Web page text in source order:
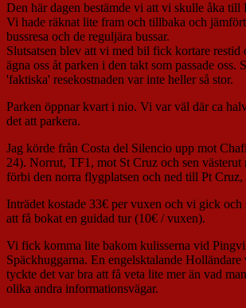
Den här dagen bestämde vi att vi skulle åka
Vi hade räknat lite fram och tillbaka och
bussresa och de reguljära bussar.
Slutsatsen blev att vi med bil fick kortare restid
ägna oss åt parken i den takt som passade oss.
'faktiska' resekostnaden var inte heller så stor.
Parken öppnar kvart i nio. Vi var väl där ca
det att parkera.
Jag körde från Costa del Silencio upp mot
24). Norrut, TF1, mot St Cruz och sen västerut
förbi den norra flygplatsen och ned till Pt
Inträdet kostade 33€ per vuxen och vi gick och
att få bokat en guidad tur (10€ / vuxen).
Vi fick komma lite bakom kulisserna vid
Späckhuggarna. En engelsktalande Holländare
tyckte det var bra att få veta lite mer än vad
olika andra informationsvägar.